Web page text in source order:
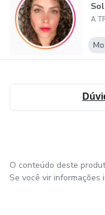
O conteúdo deste
Se você vir informações